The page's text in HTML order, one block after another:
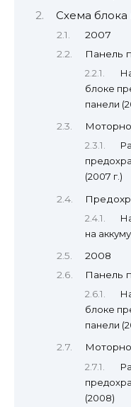
Схема
2007
Панель
блоке
панели
(2007 г.)
на
2008
Панель
блоке
панели
(2008)